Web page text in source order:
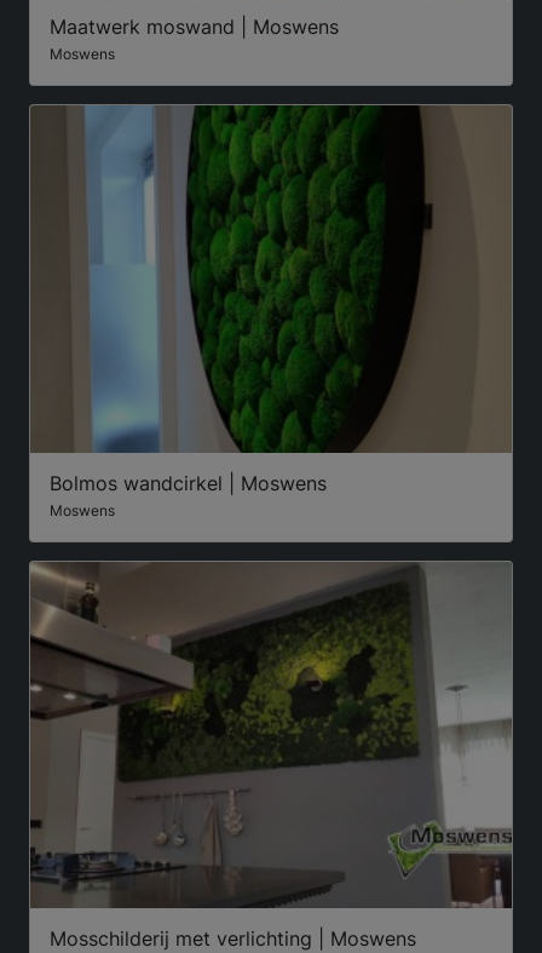
Maatwerk moswand | Moswens
Moswens
Bolmos wandcirkel | Moswens
Moswens
Mosschilderij met verlichting | Moswens